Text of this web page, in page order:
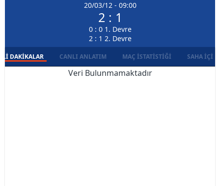
20/03/12 - 09:00
2 : 1
0 : 0 1. Devre
2 : 1 2. Devre
DAKIKALAR CANLI ANLATIM MAÇ İSTATISTIĞI SAHA İÇI
Veri Bulunmamaktadır